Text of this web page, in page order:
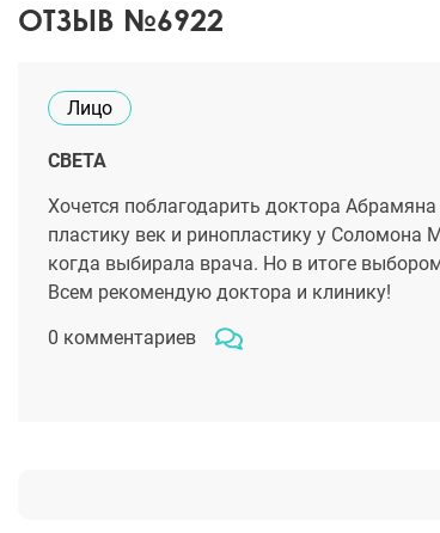
ОТЗЫВ №6922
Лицо
СВЕТА
Хочется поблагодарить доктора
пластику век и ринопластику у Соломона
когда выбирала врача. Но в итоге
Всем рекомендую доктора и клинику!
0 комментариев